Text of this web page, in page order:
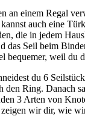
an einem Regal
auch eine
die in jedem
das Seil beim
bequemer, weil du
du 6
den Ring. Danach
3 Arten von
wir dir, wie